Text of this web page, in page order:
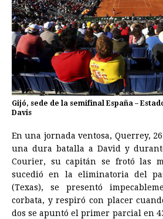
Gijó, sede de la semifinal España –
Davis
En una jornada ventosa, Querrey,
una dura batalla a David y
Courier, su capitán se frotó las
sucedió en la eliminatoria del
(Texas), se presentó
corbata, y respiró con placer
dos se apuntó el primer parcial en